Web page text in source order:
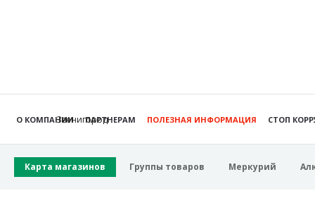
Звенигород
О КОМПАНИИ ПАРТНЕРАМ ПОЛЕЗНАЯ ИНФОРМАЦИЯ СТОП
Карта магазинов Группы товаров Меркурий